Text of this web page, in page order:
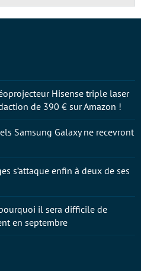
Hisense triple laser
de 390 € sur Amazon !
Samsung Galaxy ne recevront
s’attaque enfin à deux de ses
il sera difficile de
en septembre